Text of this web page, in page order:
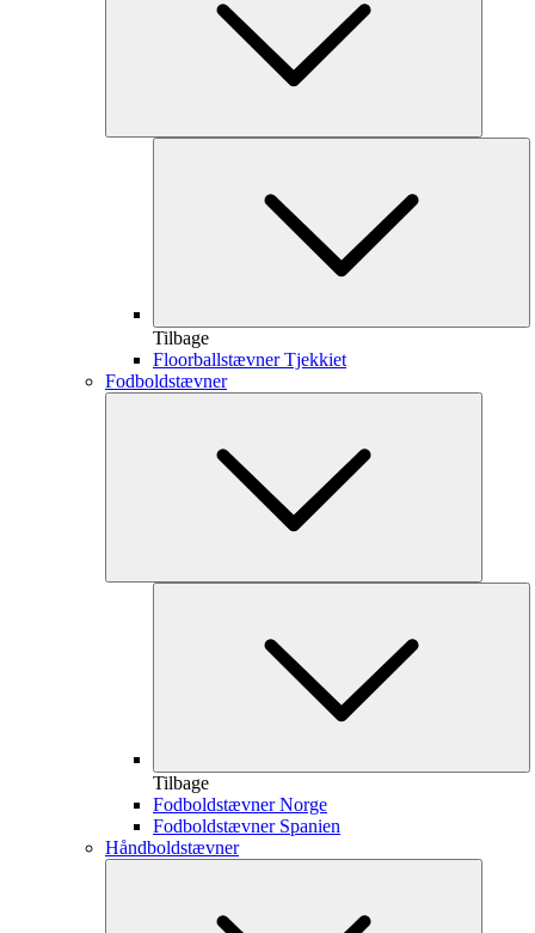
Tilbage
Floorballstævner Tjekkiet
Fodboldstævner
Tilbage
Fodboldstævner Norge
Fodboldstævner Spanien
Håndboldstævner